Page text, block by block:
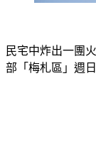
民宅中炸出一團
部「梅札區」週